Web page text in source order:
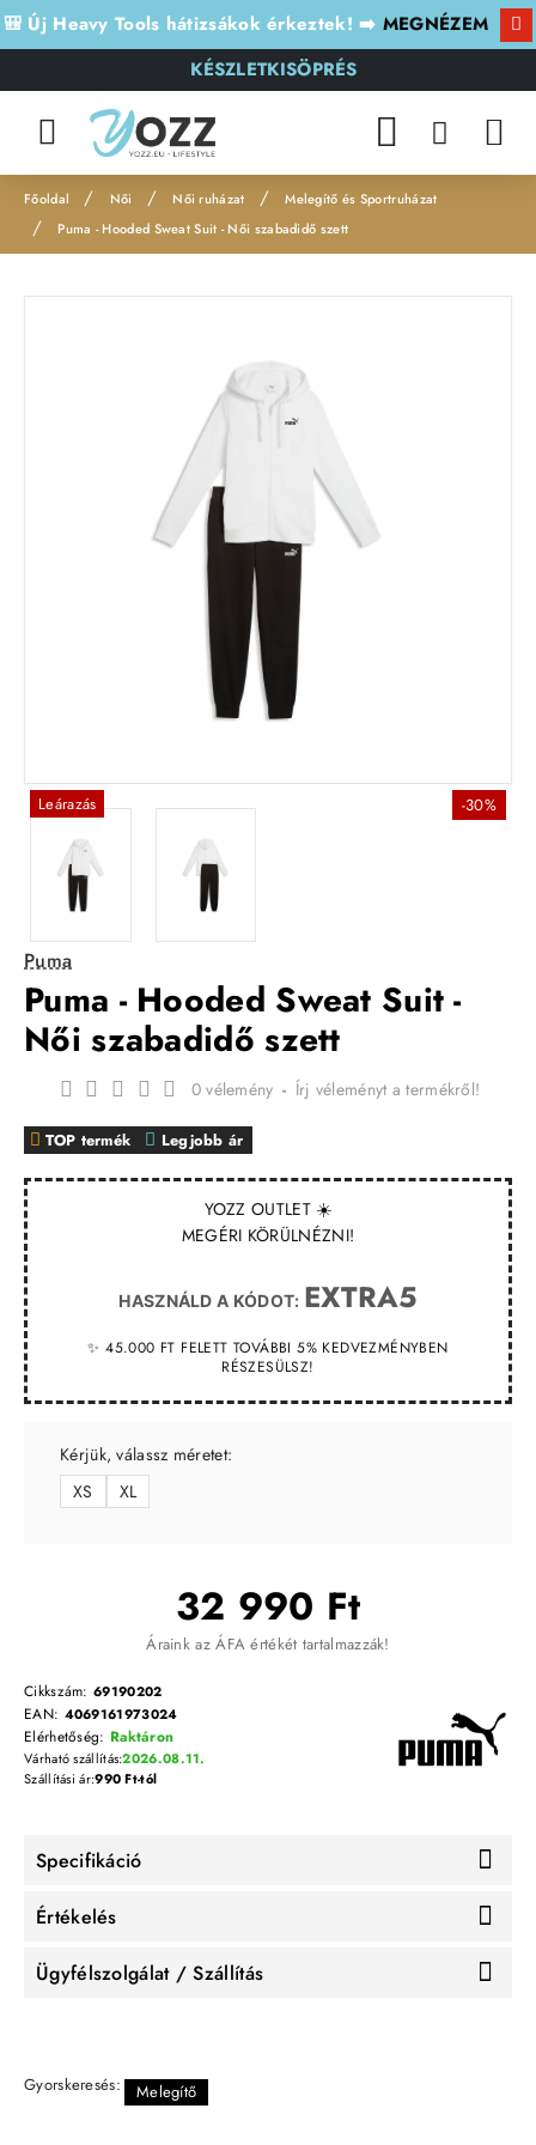
🎒 Új Heavy Tools hátizsákok érkeztek! ➡️ MEGNÉZEM
KÉSZLETKISÖPRÉS
o
Női Női ruházat
Melegítő és Sportruházat
Puma - Hooded Sweat Suit - Női szabadidő szett
Leárazás -30%
Puma
Puma - Hooded Sweat Suit -
Női szabadidő szett
YOZZ OUTLET ☀️
MEGÉRI KÖRÜLNÉZNI!
HASZNÁLD A KÓDOT: EXTRA5
✨ 45.000 FT FELETT TOVÁBBI 5% KEDVEZMÉNYBEN
RÉSZESÜLSZ!
TOP termék Legjobb ár
0 vélemény - Írj véleményt a termékről!
32 990 Ft
Áraink az ÁFA értékét tartalmazzák!
Cikkszám: 69190202
EAN: 4069161973024
Elérhetőség: Raktáron
Várható szállítás:2026.08.11.
Szállítási ár:990 Ft-tól
Kérjük, válassz méretet:
XS
XL
Specifikáció
Értékelés
Ügyfélszolgálat / Szállítás
Gyorskeresés: Melegítő